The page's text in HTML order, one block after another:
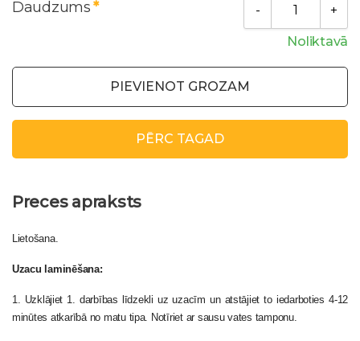
Daudzums
Noliktavā
PIEVIENOT GROZAM
PĒRC TAGAD
Preces apraksts
Lietošana.
Uzacu laminēšana:
1. Uzklājiet 1. darbības līdzekli uz uzacīm un atstājiet to iedarboties 4-12
minūtes atkarībā no matu tipa. Notīriet ar sausu vates tamponu.